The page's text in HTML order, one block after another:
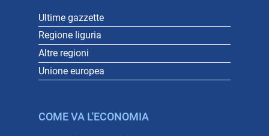
Ultime gazzette
Regione liguria
Altre regioni
Unione europea
COME VA L'ECONOMIA